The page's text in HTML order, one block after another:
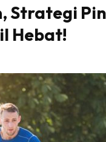
Strategi
Hebat!